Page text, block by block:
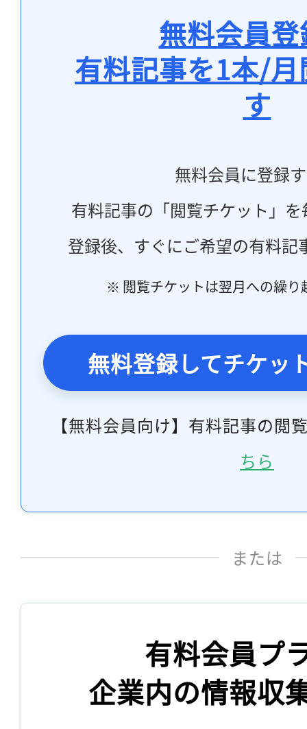
無料会員
有料記事を1本/
す
無料会員に登録
有料記事の「閲覧チケット」
登録後、すぐにご希望の有料記
※ 閲覧チケットは翌月への繰り
無料登録してチケッ
【無料会員向け】有料記事の閲
ちら
または
有料会員プ
企業内の情報収